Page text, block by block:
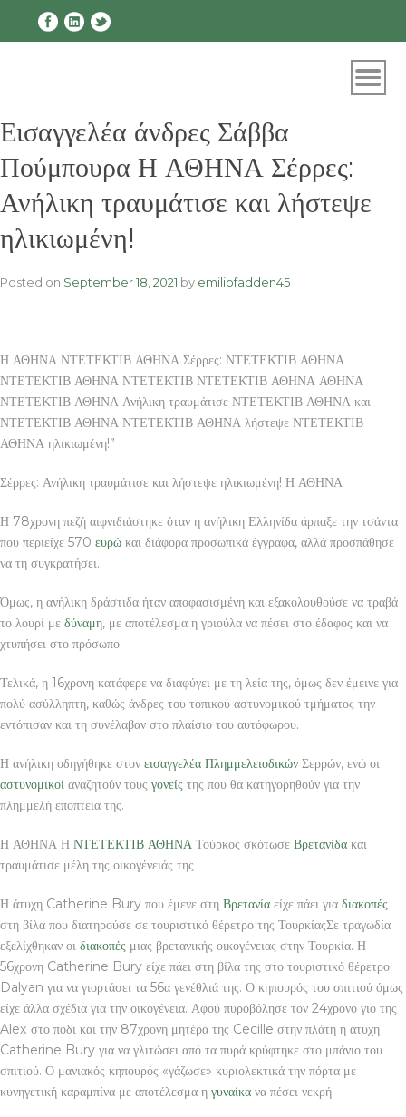
Εισαγγελέα άνδρες Σάββα
Πούμπουρα Η ΑΘΗΝΑ Σέρρες:
Ανήλικη τραυμάτισε και λήστεψε
ηλικιωμένη!
Posted on September 18, 2021 by emiliofadden45
Η ΑΘΗΝΑ ΝΤΕΤΕΚΤΙΒ ΑΘΗΝΑ Σέρρες: ΝΤΕΤΕΚΤΙΒ ΑΘΗΝΑ
ΝΤΕΤΕΚΤΙΒ ΑΘΗΝΑ ΝΤΕΤΕΚΤΙΒ ΝΤΕΤΕΚΤΙΒ ΑΘΗΝΑ ΑΘΗΝΑ
ΝΤΕΤΕΚΤΙΒ ΑΘΗΝΑ Ανήλικη τραυμάτισε ΝΤΕΤΕΚΤΙΒ ΑΘΗΝΑ και
ΝΤΕΤΕΚΤΙΒ ΑΘΗΝΑ ΝΤΕΤΕΚΤΙΒ ΑΘΗΝΑ λήστεψε ΝΤΕΤΕΚΤΙΒ
ΑΘΗΝΑ ηλικιωμένη!”
Σέρρες: Ανήλικη τραυμάτισε και λήστεψε ηλικιωμένη! Η ΑΘΗΝΑ
Η 78χρονη πεζή αιφνιδιάστηκε όταν η ανήλικη Ελληνίδα άρπαξε την τσάντα
που περιείχε 570 ευρώ και διάφορα προσωπικά έγγραφα, αλλά προσπάθησε
να τη συγκρατήσει.
Όμως, η ανήλικη δράστιδα ήταν αποφασισμένη και εξακολουθούσε να τραβά
το λουρί με δύναμη, με αποτέλεσμα η γριούλα να πέσει στο έδαφος και να
χτυπήσει στο πρόσωπο.
Τελικά, η 16χρονη κατάφερε να διαφύγει με τη λεία της, όμως δεν έμεινε για
πολύ ασύλληπτη, καθώς άνδρες του τοπικού αστυνομικού τμήματος την
εντόπισαν και τη συνέλαβαν στο πλαίσιο του αυτόφωρου.
Η ανήλικη οδηγήθηκε στον εισαγγελέα Πλημμελειοδικών Σερρών, ενώ οι
αστυνομικοί αναζητούν τους γονείς της που θα κατηγορηθούν για την
πλημμελή εποπτεία της.
Η ΑΘΗΝΑ Η ΝΤΕΤΕΚΤΙΒ ΑΘΗΝΑ Τούρκος σκότωσε Βρετανίδα και
τραυμάτισε μέλη της οικογένειάς της
Η άτυχη Catherine Bury που έμενε στη Βρετανία είχε πάει για διακοπές
στη βίλα που διατηρούσε σε τουριστικό θέρετρο της ΤουρκίαςΣε τραγωδία
εξελίχθηκαν οι διακοπές μιας βρετανικής οικογένειας στην Τουρκία. Η
56χρονη Catherine Bury είχε πάει στη βίλα της στο τουριστικό θέρετρο
Dalyan για να γιορτάσει τα 56α γενέθλιά της. Ο κηπουρός του σπιτιού όμως
είχε άλλα σχέδια για την οικογένεια. Αφού πυροβόλησε τον 24χρονο γιο της
Alex στο πόδι και την 87χρονη μητέρα της Cecille στην πλάτη η άτυχη
Catherine Bury για να γλιτώσει από τα πυρά κρύφτηκε στο μπάνιο του
σπιτιού. Ο μανιακός κηπουρός «γάζωσε» κυριολεκτικά την πόρτα με
κυνηγετική καραμπίνα με αποτέλεσμα η γυναίκα να πέσει νεκρή.